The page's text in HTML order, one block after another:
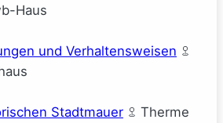
Haus
und Verhaltensweisen
Stadtmauer
Therme